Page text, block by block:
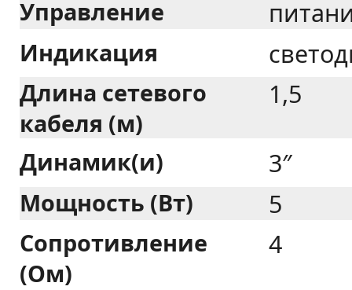
Управление
Индикация
Длина сетевого
кабеля (м)
1,5
Динамик(и) 3″
Мощность (Вт) 5
Сопротивление
(Ом)
4